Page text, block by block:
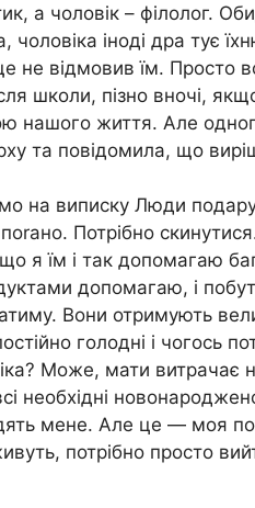
а чоловік – філолог.
іноді дра тує
не відмовив їм. Просто
школи, пізно вночі,
нашого життя. Але
та повідомила, що
виписку Люди
Потрібно
я їм і так допомагаю
допомагаю, і
Вони отримують
голодні і чогось
Може, мати
необхідні
мене. Але це — моя
потрібно просто